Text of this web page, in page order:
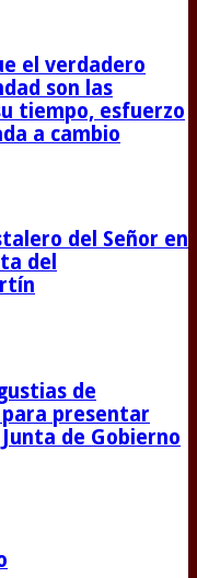
el verdadero
son las
tiempo, esfuerzo
a cambio
del Señor en
del
de
presentar
de Gobierno